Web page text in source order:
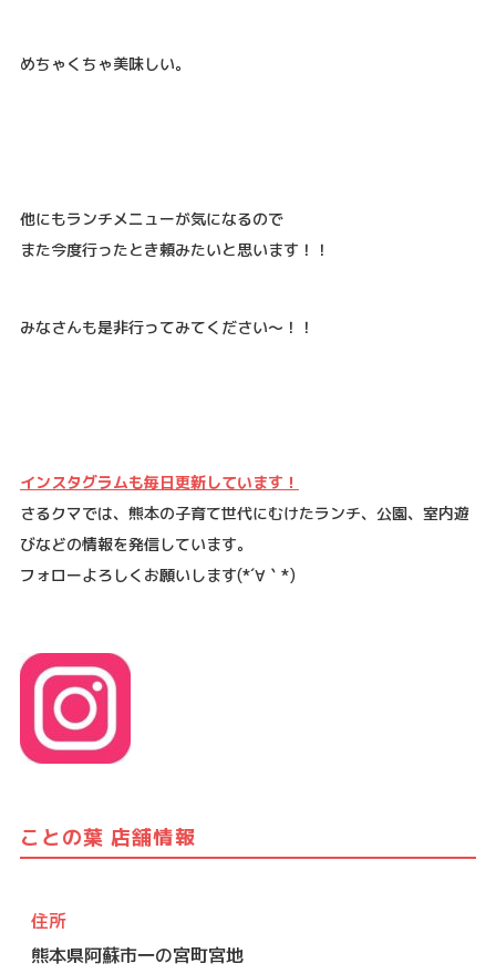
めちゃくちゃ美味しい。
他にもランチメニューが気になるので
また今度行ったとき頼みたいと思います！！
みなさんも是非行ってみてください～！！
インスタグラムも毎日更新しています！
さるクマでは、熊本の子育て世代にむけたランチ、公園、室内遊
びなどの情報を発信しています。
フォローよろしくお願いします(*´∀｀ *)
ことの葉 店舗情報
住所
熊本県阿蘇市一の宮町宮地